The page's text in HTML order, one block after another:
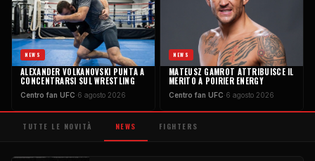
NEWS
ALEXANDER VOLKANOVSKI PUNTA A
CONCENTRARSI SUL WRESTLING
Centro fan UFC·6 agosto 2026
NEWS
MATEUSZ GAMROT ATTRIBUISCE IL
MERITO A POIRIER ENERGY
Centro fan UFC·6 agosto 2026
TUTTE LE NOVITÀ NEWS FIGHTERS